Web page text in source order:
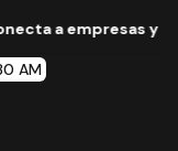
y expertos
AM